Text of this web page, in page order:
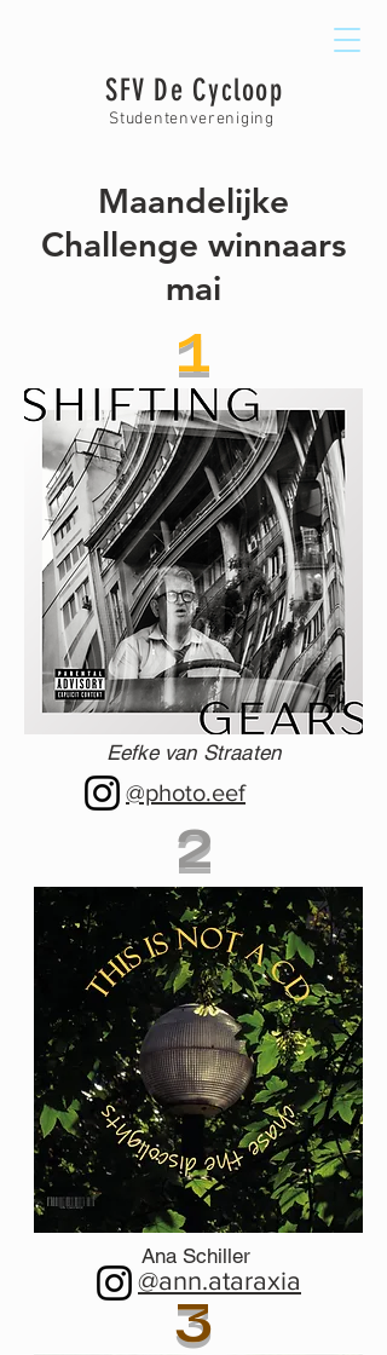
SFV De Cycloop
Studentenvereniging
Maandelijke
Challenge winnaars
mai
1
Eefke van Straaten
@photo.eef
2
Ana Schiller
@ann.ataraxia
3